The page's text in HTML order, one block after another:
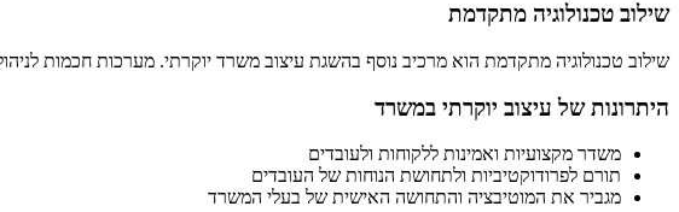
שילוב טכנולוגיה מתקדמת
שילוב טכנולוגיה מתקדמת הוא מרכיב נוסף בהשגת עיצוב משרד יוקרתי. מערכות חכמות
היתרונות של עיצוב יוקרתי במשרד
משדר מקצועיות ואמינות ללקוחות ולעובדים
תורם לפרודוקטיביות ולתחושת הנוחות של העובדים
מגביר את המוטיבציה והתחושה האישית של בעלי המשרד